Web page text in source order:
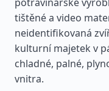
tištěné a video
neidentifikovaná
kulturní majetek v
chladné, palné,
vnitra.